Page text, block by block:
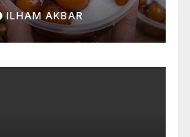
ILHAM AKBAR